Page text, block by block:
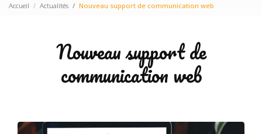
Accueil Actualités Nouveau support de communication web
Nouveau support de
communication web